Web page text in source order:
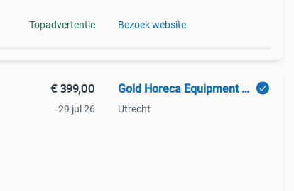
Topadvertentie Bezoek website
€ 399,00
29 jul 26
Gold Horeca Equipment B.V.
Utrecht